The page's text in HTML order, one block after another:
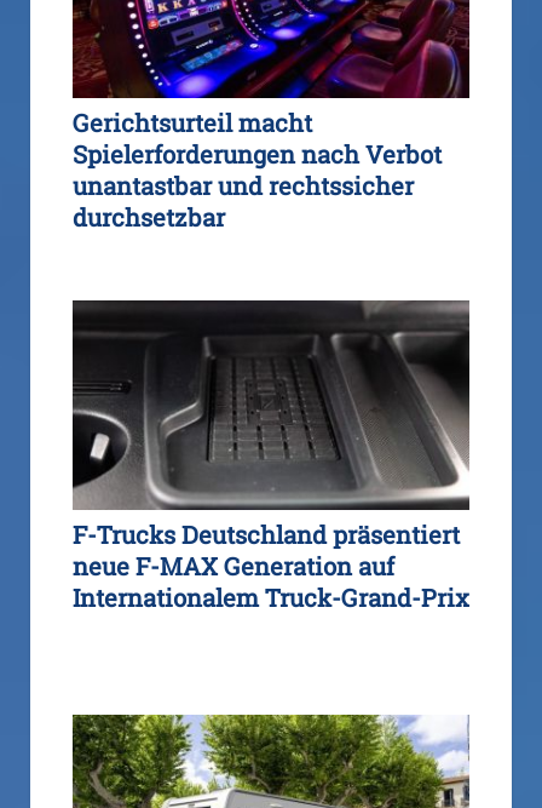
Gerichtsurteil macht
Spielerforderungen nach Verbot
unantastbar und rechtssicher
durchsetzbar
F-Trucks Deutschland präsentiert
neue F-MAX Generation auf
Internationalem Truck-Grand-Prix